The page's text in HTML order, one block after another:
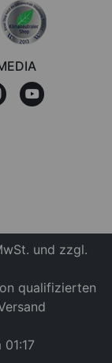
und zzgl.
qualifizierten